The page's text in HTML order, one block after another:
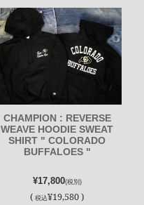
CHAMPION : REVERSE
WEAVE HOODIE SWEAT
SHIRT " COLORADO
BUFFALOES "
¥17,800(税別)
(税込¥19,580 )